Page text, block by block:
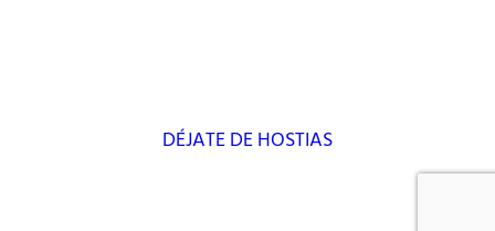
DÉJATE DE HOSTIAS